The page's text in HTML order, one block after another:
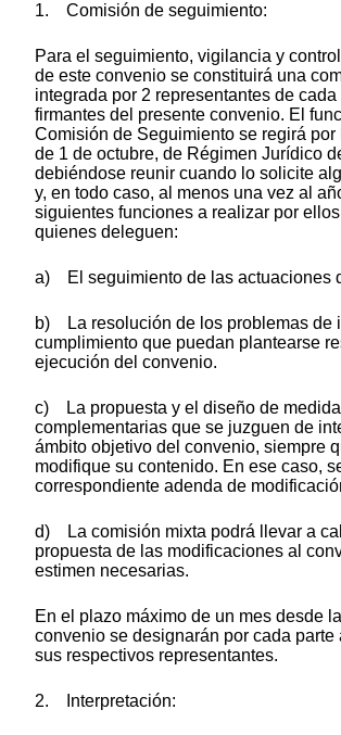
1. Comisión de seguimiento:
Para el seguimiento, vigilancia y
de este convenio se constituirá una
integrada por 2 representantes de
firmantes del presente convenio. El
Comisión de Seguimiento se regirá por
de 1 de octubre, de Régimen Jurídico
debiéndose reunir cuando lo solicite
y, en todo caso, al menos una vez al
siguientes funciones a realizar por
quienes deleguen:
a) El seguimiento de las actuaciones
b) La resolución de los problemas de
cumplimiento que puedan plantearse
ejecución del convenio.
c) La propuesta y el diseño de
complementarias que se juzguen de
ámbito objetivo del convenio, siempre
modifique su contenido. En ese caso,
correspondiente adenda de
d) La comisión mixta podrá llevar a
propuesta de las modificaciones al
estimen necesarias.
En el plazo máximo de un mes desde
convenio se designarán por cada parte
sus respectivos representantes.
2. Interpretación: